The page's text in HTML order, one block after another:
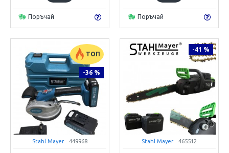
Поръчай Поръчай
ТОП
-36 %
Stahl Mayer 449968
-41 %
Stahl Mayer 465512